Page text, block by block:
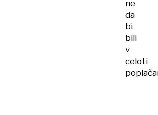
ne
da
bi
bili
v
celoti